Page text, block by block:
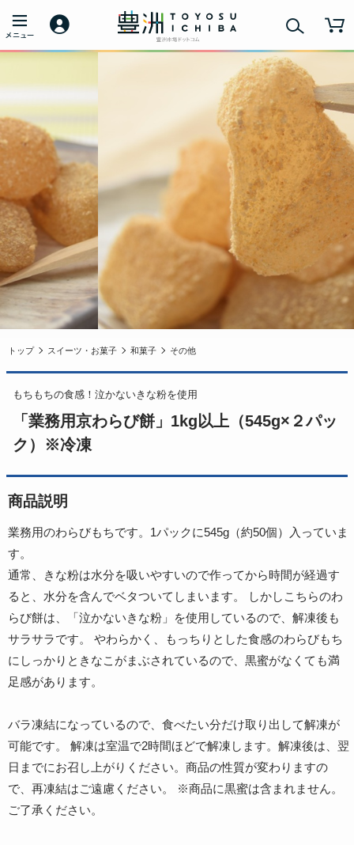
トップ スイーツ・お菓子 和菓子 その他
もちもちの食感！泣かないきな粉を使用
「業務用京わらび餅」1kg以上（545g×２パッ
ク）※冷凍
商品説明
業務用のわらびもちです。1パックに545g（約50個）入っていま
す。
通常、きな粉は水分を吸いやすいので作ってから時間が経過す
ると、水分を含んでベタついてしまいます。 しかしこちらのわ
らび餅は、「泣かないきな粉」を使用しているので、解凍後も
サラサラです。 やわらかく、もっちりとした食感のわらびもち
にしっかりときなこがまぶされているので、黒蜜がなくても満
足感があります。
バラ凍結になっているので、食べたい分だけ取り出して解凍が
可能です。 解凍は室温で2時間ほどで解凍します。解凍後は、翌
日までにお召し上がりください。商品の性質が変わりますの
で、再凍結はご遠慮ください。 ※商品に黒蜜は含まれません。
ご了承ください。